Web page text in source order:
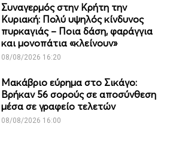
Συναγερμός στην Κρήτη την
Κυριακή: Πολύ υψηλός κίνδυνος
πυρκαγιάς – Ποια δάση, φαράγγια
και μονοπάτια «κλείνουν»
08/08/2026 16:20
Μακάβριο εύρημα στο Σικάγο:
Βρήκαν 56 σορούς σε αποσύνθεση
μέσα σε γραφείο τελετών
08/08/2026 16:00